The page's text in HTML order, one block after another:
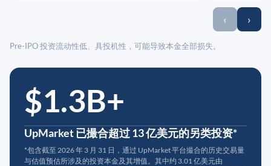
‹ ›
Pre-IPO 投资流动性低、具投机性，可能导致本金全部损失。
$1.3B+
UpMarket 已撮合超过 13 亿美元的另类投资*
*包含截至 2026 年 3 月 31 日，通过 UpMarket 平台撮合的历史交易量
与估值预估所涉及的投资本金及其增值。其中约 3.01 亿美元由